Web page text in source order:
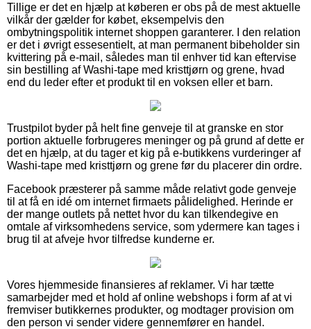
Tillige er det en hjælp at køberen er obs på de mest aktuelle
vilkår der gælder for købet, eksempelvis den
ombytningspolitik internet shoppen garanterer. I den relation
er det i øvrigt essesentielt, at man permanent bibeholder sin
kvittering på e-mail, således man til enhver tid kan eftervise
sin bestilling af Washi-tape med kristtjørn og grene, hvad
end du leder efter et produkt til en voksen eller et barn.
Trustpilot byder på helt fine genveje til at granske en stor
portion aktuelle forbrugeres meninger og på grund af dette er
det en hjælp, at du tager et kig på e-butikkens vurderinger af
Washi-tape med kristtjørn og grene før du placerer din ordre.
Facebook præsterer på samme måde relativt gode genveje
til at få en idé om internet firmaets pålidelighed. Herinde er
der mange outlets på nettet hvor du kan tilkendegive en
omtale af virksomhedens service, som ydermere kan tages i
brug til at afveje hvor tilfredse kunderne er.
Vores hjemmeside finansieres af reklamer. Vi har tætte
samarbejder med et hold af online webshops i form af at vi
fremviser butikkernes produkter, og modtager provision om
den person vi sender videre gennemfører en handel.